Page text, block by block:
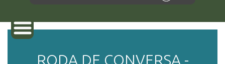
RODA DE CONVERSA -